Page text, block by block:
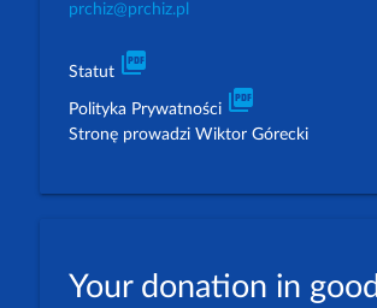
prchiz@prchiz.pl
Statut picture_as_pdf
Polityka Prywatności picture_as_pdf
Stronę prowadzi Wiktor Górecki
Your donation in good